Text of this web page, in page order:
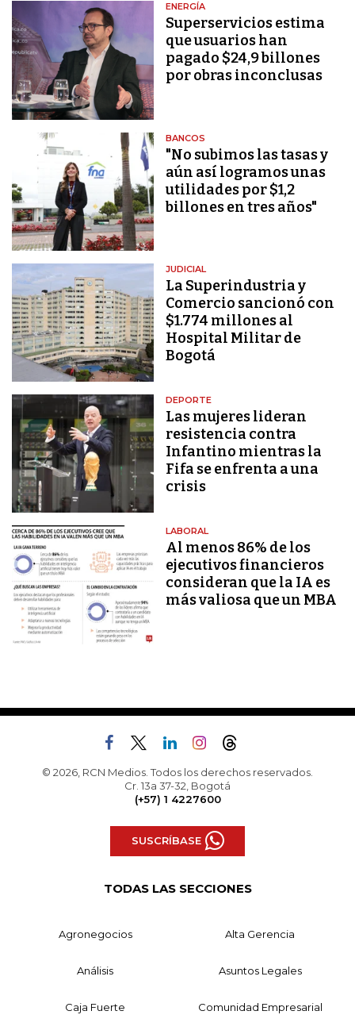
ENERGÍA
Superservicios estima
que usuarios han
pagado $24,9 billones
por obras inconclusas
BANCOS
"No subimos las tasas y
aún así logramos unas
utilidades por $1,2
billones en tres años"
JUDICIAL
La Superindustria y
Comercio sancionó con
$1.774 millones al
Hospital Militar de
Bogotá
DEPORTE
Las mujeres lideran
resistencia contra
Infantino mientras la
Fifa se enfrenta a una
crisis
LABORAL
Al menos 86% de los
ejecutivos financieros
consideran que la IA es
más valiosa que un MBA
© 2026, RCN Medios. Todos los derechos reservados.
Cr. 13a 37-32, Bogotá
(+57) 1 4227600
SUSCRÍBASE
TODAS LAS SECCIONES
Agronegocios Alta Gerencia
Análisis Asuntos Legales
Caja Fuerte Comunidad Empresarial